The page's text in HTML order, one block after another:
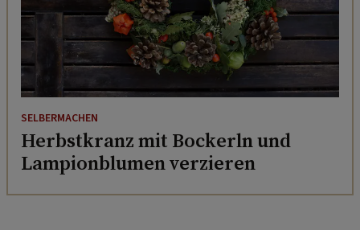
SELBERMACHEN
Herbstkranz mit Bockerln und
Lampionblumen verzieren